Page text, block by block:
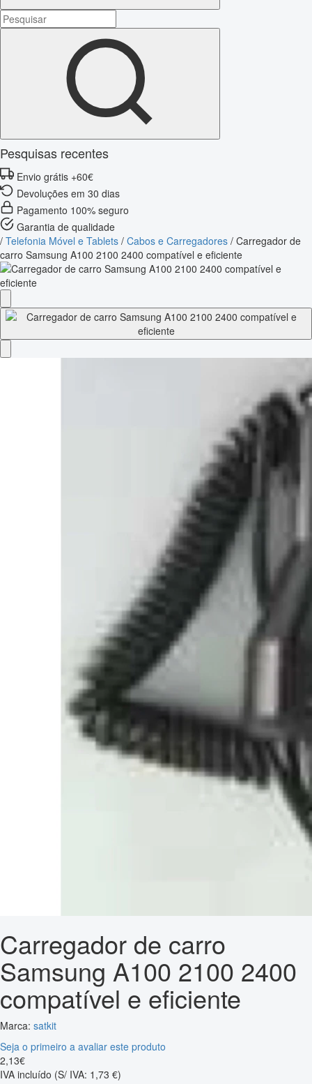
Pesquisas recentes
Envio grátis +60€
Devoluções em 30 dias
Pagamento 100% seguro
Garantia de qualidade
/ Telefonia Móvel e Tablets / Cabos e Carregadores / Carregador de
carro Samsung A100 2100 2400 compatível e eficiente
Carregador de carro
Samsung A100 2100 2400
compatível e eficiente
Marca: satkit
Seja o primeiro a avaliar este produto
2,13€
IVA incluído (S/ IVA: 1,73 €)